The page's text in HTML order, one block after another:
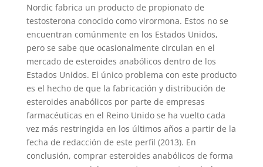
Nordic fabrica un producto de propionato de
testosterona conocido como virormona. Estos no se
encuentran comúnmente en los Estados Unidos,
pero se sabe que ocasionalmente circulan en el
mercado de esteroides anabólicos dentro de los
Estados Unidos. El único problema con este producto
es el hecho de que la fabricación y distribución de
esteroides anabólicos por parte de empresas
farmacéuticas en el Reino Unido se ha vuelto cada
vez más restringida en los últimos años a partir de la
fecha de redacción de este perfil (2013). En
conclusión, comprar esteroides anabólicos de forma